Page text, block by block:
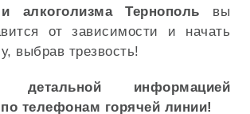
алкоголизма Тернополь вы
от зависимости и начать
выбрав трезвость!
информацией
телефонам горячей линии!